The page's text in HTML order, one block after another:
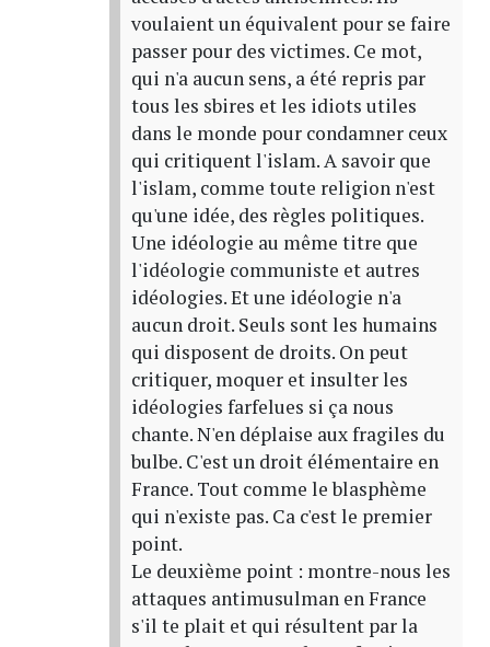
voulaient un équivalent pour se faire
passer pour des victimes. Ce mot,
qui n'a aucun sens, a été repris par
tous les sbires et les idiots utiles
dans le monde pour condamner ceux
qui critiquent l'islam. A savoir que
l'islam, comme toute religion n'est
qu'une idée, des règles politiques.
Une idéologie au même titre que
l'idéologie communiste et autres
idéologies. Et une idéologie n'a
aucun droit. Seuls sont les humains
qui disposent de droits. On peut
critiquer, moquer et insulter les
idéologies farfelues si ça nous
chante. N'en déplaise aux fragiles du
bulbe. C'est un droit élémentaire en
France. Tout comme le blasphème
qui n'existe pas. Ca c'est le premier
point.
Le deuxième point : montre-nous les
attaques antimusulman en France
s'il te plait et qui résultent par la